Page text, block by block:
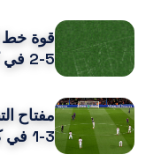
5-2 في كرة القدم اليوم
3-1 في كرة القدم الحديثة